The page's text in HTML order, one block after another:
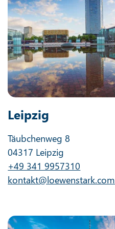
Leipzig
Täubchenweg 8
04317 Leipzig
+49 341 9957310
kontakt@loewenstark.com